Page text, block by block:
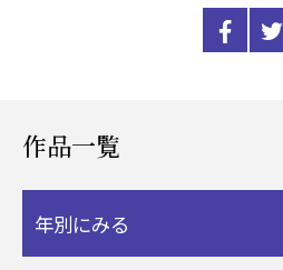
作品一覧
年別にみる